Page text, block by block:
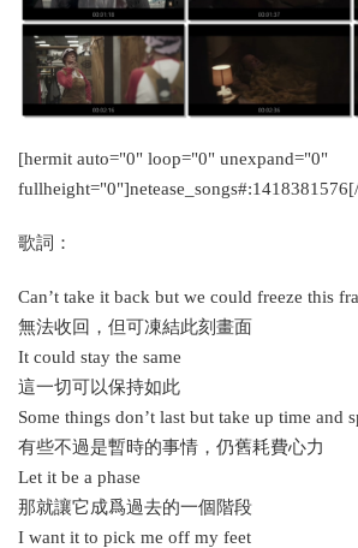
[hermit auto="0" loop="0" unexpand="0"
歌詞：
Can’t take it back but we could freeze this
無法收回，但可凍結此刻畫面
It could stay the same
這一切可以保持如此
Some things don’t last but take up time and
有些不過是暫時的事情，仍舊耗費心力
Let it be a phase
那就讓它成爲過去的一個階段
I want it to pick me off my feet